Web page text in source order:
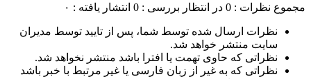
مجموع نظرات : 0 در انتظار بررسی : 0 انتشار یافته : ۰
نظرات ارسال شده توسط شما، پس از تایید توسط مدیران
سایت منتشر خواهد شد.
نظراتی که حاوی تهمت یا افترا باشد منتشر نخواهد شد.
نظراتی که به غیر از زبان فارسی یا غیر مرتبط با خبر باشد